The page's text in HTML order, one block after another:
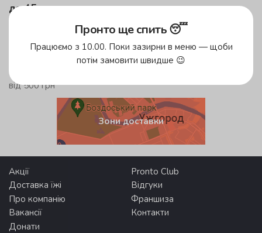
до 45 хвилин
у зеленій зоні!
до 59 хвилин
у жовтій зоні
безкоштовна доставка
від 500 грн
Зони доставки
Акції
Pronto Club
Доставка їжі
Відгуки
Про компанію
Франшиза
Вакансії
Контакти
Донати
Пронто ще спить 😴
Працюємо з 10.00. Поки зазирни в меню — щоби
потім замовити швидше 😉